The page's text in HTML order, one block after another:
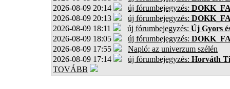
2026-08-09 20:14
új fórumbejegyzés:
2026-08-09 20:13
új fórumbejegyzés:
2026-08-09 18:11
új fórumbejegyzés: Új Gyors
2026-08-09 18:05
új fórumbejegyzés:
2026-08-09 17:55
Napló: az univerzum szélén
2026-08-09 17:14
új fórumbejegyzés: Horváth
TOVÁBB